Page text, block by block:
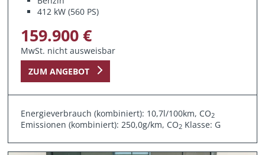
412 kW (560 PS)
159.900 €
MwSt. nicht ausweisbar
ZUM ANGEBOT
Energieverbrauch (kombiniert): 10,7l/100km, CO2
Emissionen (kombiniert): 250,0g/km, CO2 Klasse: G